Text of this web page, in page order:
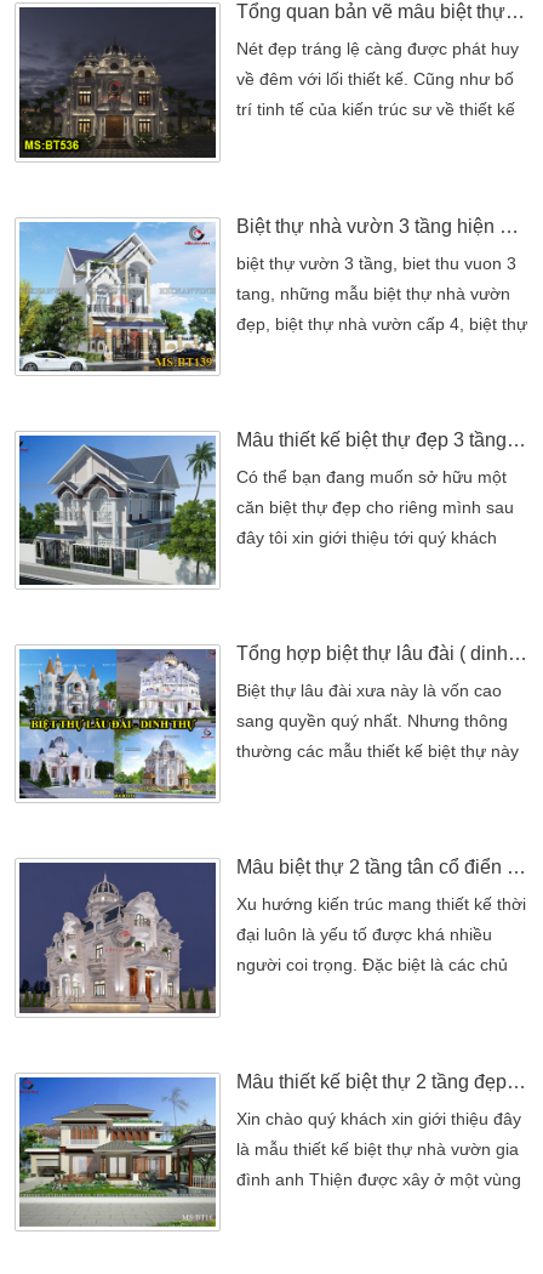
Được thiết kế đáp ứng nhu cầu sống
cũng như tạo sự thoải mái và tận
dụng tối đa diện tích cho không gian
sinh […]
Tổng quan bản vẽ mẫu biệt thự 3 tầng nhà vườn tân cổ điển
Nét đẹp tráng lệ càng được phát huy
về đêm với lối thiết kế. Cũng như bố
trí tinh tế của kiến trúc sư về thiết kế
sư có trình độ tay nghề cao. Từng chi
tiết được thiết kế tỉ mỹ và cân xứng
giữa các hình khối. Tạo […]
Biệt thự nhà vườn 3 tầng hiện đại đẹp
biệt thự vườn 3 tầng, biet thu vuon 3
tang, những mẫu biệt thự nhà vườn
đẹp, biệt thự nhà vườn cấp 4, biệt thự
biệt thự Nếu gia đình bạn đang chuẩn
bị xây nhà và còn đang phân vân
chưa biết lựa chọn mẫu biệt thự vườn
3 tầng như […]
Mẫu thiết kế biệt thự đẹp 3 tầng diện tích 200m2
Có thể bạn đang muốn sở hữu một
căn biệt thự đẹp cho riêng mình sau
đây tôi xin giới thiệu tới quý khách
một căn biệt thự đẹp cho riêng mình
sau đây tôi xin giới thiệu tới quý
khách mẫu thiết kế biệt thự
đẹp200m2 đẹp, được thiết kế theo
Tổng hợp biệt thự lâu đài ( dinh thự ) đẹp lỗng lẫy đẳng cấp nhất hiện nay
Biệt thự lâu đài xưa này là vốn cao
sang quyền quý nhất. Nhưng thông
thường các mẫu thiết kế biệt thự này
càng phát triển tại Việt Nam chúng ta.
Không gian biệt thự đẹp luôn đẩy
mình đến một nét đẹp riêng mà kiến
trúc nào cũng hướng đến. Một […]
Mẫu biệt thự 2 tầng tân cổ điển kiểu Pháp sân vườn có hồ bơi
Xu hướng kiến trúc mang thiết kế thời
đại luôn là yếu tố được khá nhiều
người coi trọng. Đặc biệt là các chủ
án của nhiều người. Mang nét đẹp cổ
điển nhiều hơn, hạn chế tối đa các
họa tiết gây rối mắt do lạm dụng
nhiều […]
Mẫu thiết kế biệt thự 2 tầng đẹp hiện đại ở nông thôn vùng quê
Xin chào quý khách xin giới thiệu đây
là mẫu thiết kế biệt thự nhà vườn gia
đình anh Thiện được xây ở một vùng